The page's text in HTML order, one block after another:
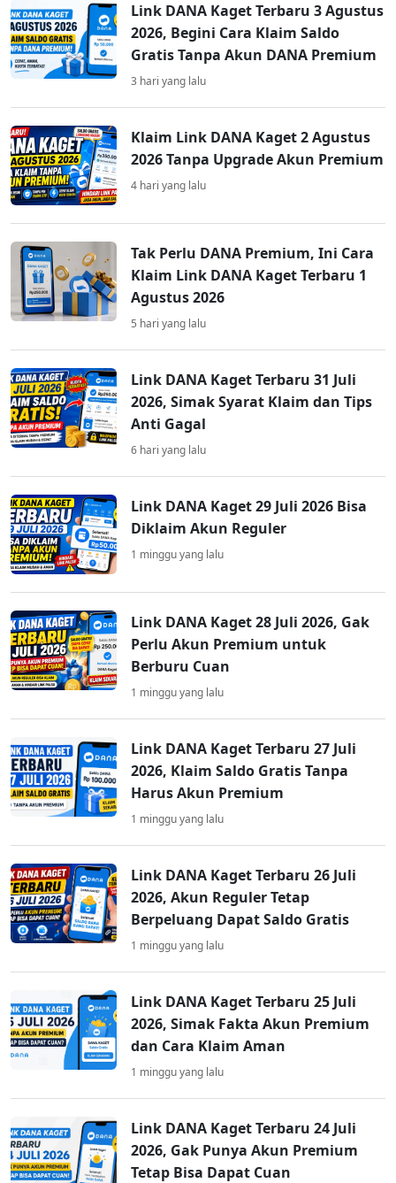
Link DANA Kaget Terbaru 3 Agustus
2026, Begini Cara Klaim Saldo
Gratis Tanpa Akun DANA Premium
3 hari yang lalu
Klaim Link DANA Kaget 2 Agustus
2026 Tanpa Upgrade Akun Premium
4 hari yang lalu
Tak Perlu DANA Premium, Ini Cara
Klaim Link DANA Kaget Terbaru 1
Agustus 2026
5 hari yang lalu
Link DANA Kaget Terbaru 31 Juli
2026, Simak Syarat Klaim dan Tips
Anti Gagal
6 hari yang lalu
Link DANA Kaget 29 Juli 2026 Bisa
Diklaim Akun Reguler
1 minggu yang lalu
Link DANA Kaget 28 Juli 2026, Gak
Perlu Akun Premium untuk
Berburu Cuan
1 minggu yang lalu
Link DANA Kaget Terbaru 27 Juli
2026, Klaim Saldo Gratis Tanpa
Harus Akun Premium
1 minggu yang lalu
Link DANA Kaget Terbaru 26 Juli
2026, Akun Reguler Tetap
Berpeluang Dapat Saldo Gratis
1 minggu yang lalu
Link DANA Kaget Terbaru 25 Juli
2026, Simak Fakta Akun Premium
dan Cara Klaim Aman
1 minggu yang lalu
Link DANA Kaget Terbaru 24 Juli
2026, Gak Punya Akun Premium
Tetap Bisa Dapat Cuan